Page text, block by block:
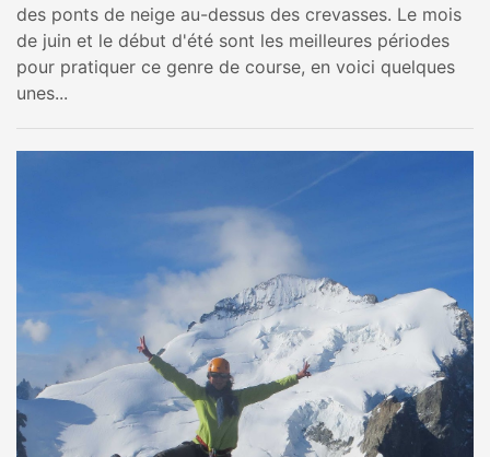
des ponts de neige au-dessus des crevasses. Le mois
de juin et le début d'été sont les meilleures périodes
pour pratiquer ce genre de course, en voici quelques
unes...